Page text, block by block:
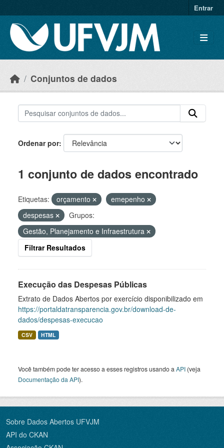
Entrar
Conjuntos de dados
Ordenar por
1 conjunto de dados encontrado
Etiquetas: orçamento
emepenho
despesas
Grupos:
Gestão, Planejamento e Infraestrutura
Filtrar Resultados
Execução das Despesas Públicas
Extrato de Dados Abertos por exercício disponibilizado em
https://portaldatransparencia.gov.br/download-de-
dados/despesas-execucao
CSV HTML
Você também pode ter acesso a esses registros usando a API (veja
Documentação da API).
Sobre Dados Abertos UFVJM
API do CKAN